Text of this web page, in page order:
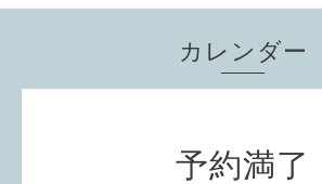
カレンダー
予約満了